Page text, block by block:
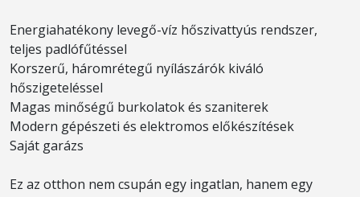
Energiahatékony levegő-víz hőszivattyús rendszer,
teljes padlófűtéssel
Korszerű, háromrétegű nyílászárók kiváló
hőszigeteléssel
Magas minőségű burkolatok és szaniterek
Modern gépészeti és elektromos előkészítések
Saját garázs
Ez az otthon nem csupán egy ingatlan, hanem egy